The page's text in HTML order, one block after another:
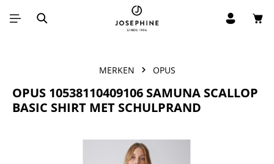
Ga naar de hoofdinhoud
MERKEN OPUS
OPUS 10538110409106 SAMUNA SCALLOP
BASIC SHIRT MET SCHULPRAND